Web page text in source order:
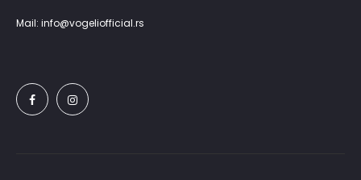
Mail: info@vogeliofficial.rs